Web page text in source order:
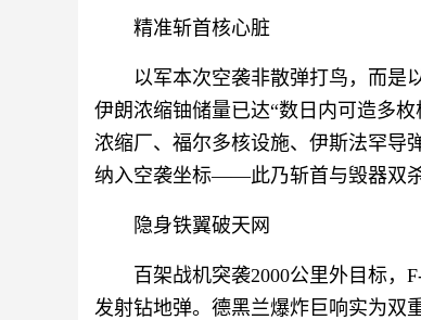
精准斩首核心脏
以军本次空袭非散弹打鸟，而是
伊朗浓缩铀储量已达“数日内可造多
浓缩厂、福尔多核设施、伊斯法罕导
纳入空袭坐标——此乃斩首与毁器双杀
隐身铁翼破天网
百架战机突袭2000公里外目标，
发射钻地弹。德黑兰爆炸巨响实为双